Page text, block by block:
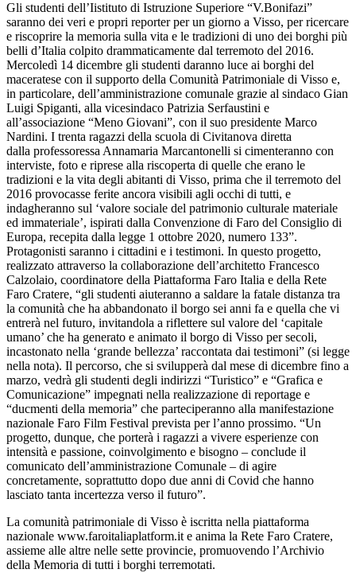
Gli studenti dell’Iistituto di Istruzione Superiore “V.Bonifazi”
saranno dei veri e propri reporter per un giorno a Visso, per ricercare
e riscoprire la memoria sulla vita e le tradizioni di uno dei borghi più
belli d’Italia colpito drammaticamente dal terremoto del 2016.
Mercoledì 14 dicembre gli studenti daranno luce ai borghi del
maceratese con il supporto della Comunità Patrimoniale di Visso e,
in particolare, dell’amministrazione comunale grazie al sindaco Gian
Luigi Spiganti, alla vicesindaco Patrizia Serfaustini e
all’associazione “Meno Giovani”, con il suo presidente Marco
Nardini. I trenta ragazzi della scuola di Civitanova diretta
dalla professoressa Annamaria Marcantonelli si cimenteranno con
interviste, foto e riprese alla riscoperta di quelle che erano le
tradizioni e la vita degli abitanti di Visso, prima che il terremoto del
2016 provocasse ferite ancora visibili agli occhi di tutti, e
indagheranno sul ‘valore sociale del patrimonio culturale materiale
ed immateriale’, ispirati dalla Convenzione di Faro del Consiglio di
Europa, recepita dalla legge 1 ottobre 2020, numero 133”.
Protagonisti saranno i cittadini e i testimoni. In questo progetto,
realizzato attraverso la collaborazione dell’architetto Francesco
Calzolaio, coordinatore della Piattaforma Faro Italia e della Rete
Faro Cratere, “gli studenti aiuteranno a saldare la fatale distanza tra
la comunità che ha abbandonato il borgo sei anni fa e quella che vi
entrerà nel futuro, invitandola a riflettere sul valore del ‘capitale
umano’ che ha generato e animato il borgo di Visso per secoli,
incastonato nella ‘grande bellezza’ raccontata dai testimoni” (si legge
nella nota). Il percorso, che si svilupperà dal mese di dicembre fino a
marzo, vedrà gli studenti degli indirizzi “Turistico” e “Grafica e
Comunicazione” impegnati nella realizzazione di reportage e
“ducmenti della memoria” che parteciperanno alla manifestazione
nazionale Faro Film Festival prevista per l’anno prossimo. “Un
progetto, dunque, che porterà i ragazzi a vivere esperienze con
intensità e passione, coinvolgimento e bisogno – conclude il
comunicato dell’amministrazione Comunale – di agire
concretamente, soprattutto dopo due anni di Covid che hanno
lasciato tanta incertezza verso il futuro”.
La comunità patrimoniale di Visso è iscritta nella piattaforma
nazionale www.faroitaliaplatform.it e anima la Rete Faro Cratere,
assieme alle altre nelle sette provincie, promuovendo l’Archivio
della Memoria di tutti i borghi terremotati.